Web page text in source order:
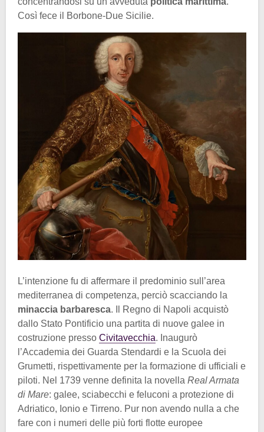
Così fece il Borbone-Due Sicilie.
L’intenzione fu di affermare il predominio sull’area
mediterranea di competenza, perciò scacciando la
minaccia barbaresca. Il Regno di Napoli acquistò
dallo Stato Pontificio una partita di nuove galee in
costruzione presso Civitavecchia. Inaugurò
l’Accademia dei Guarda Stendardi e la Scuola dei
Grumetti, rispettivamente per la formazione di ufficiali e
piloti. Nel 1739 venne definita la novella Real Armata
di Mare: galee, sciabecchi e feluconi a protezione di
Adriatico, Ionio e Tirreno. Pur non avendo nulla a che
fare con i numeri delle più forti flotte europee